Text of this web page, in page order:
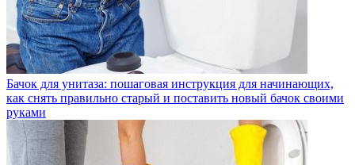
Бачок для унитаза: пошаговая инструкция для начинающих,
как снять правильно старый и поставить новый бачок своими
руками